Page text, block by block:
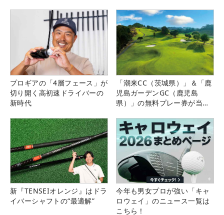
プロギアの「4層フェース」が
切り開く高初速ドライバーの
新時代
「潮来CC（茨城県）」＆「鹿
児島ガーデンGC（鹿児島
県）」の無料プレー券が当た
新『TENSEIオレンジ』はドラ
イバーシャフトの“最適解”
今年も男女プロが強い「キャ
ロウェイ」のニュース一覧は
こちら！